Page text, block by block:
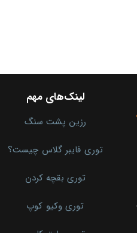
لینک‌های مهم
رزین پشت سنگ
توری فایبر گلاس چیست؟
توری بقچه کردن
توری وکیو کوپ